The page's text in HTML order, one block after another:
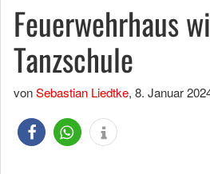
Feuerwehrhaus
Tanzschule
vonSebastian Liedtke, 8. Januar